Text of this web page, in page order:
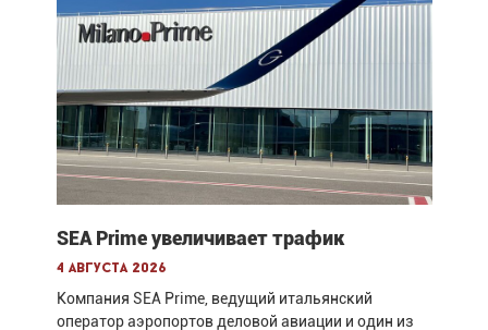
SEA Prime увеличивает трафик
4 августа 2026
Компания SEA Prime, ведущий итальянский
оператор аэропортов деловой авиации и один из